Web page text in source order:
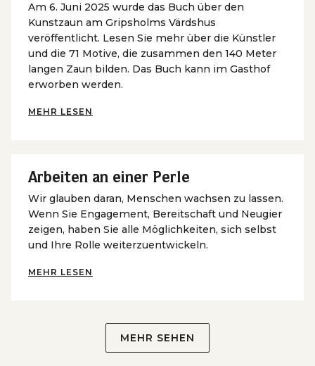
Am 6. Juni 2025 wurde das Buch über den
Kunstzaun am Gripsholms Värdshus
veröffentlicht. Lesen Sie mehr über die Künstler
und die 71 Motive, die zusammen den 140 Meter
langen Zaun bilden. Das Buch kann im Gasthof
erworben werden.
MEHR LESEN
Arbeiten an einer Perle
Wir glauben daran, Menschen wachsen zu lassen.
Wenn Sie Engagement, Bereitschaft und Neugier
zeigen, haben Sie alle Möglichkeiten, sich selbst
und Ihre Rolle weiterzuentwickeln.
MEHR LESEN
MEHR SEHEN